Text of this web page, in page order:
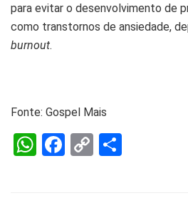
para evitar o desenvolvimento de
como transtornos de ansiedade,
burnout.
Fonte: Gospel Mais
W F
C